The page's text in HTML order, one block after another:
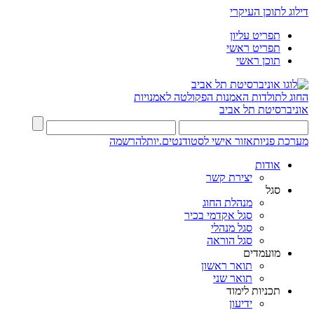
דילוג לתוכן העיקרי
תפריט עליון
תפריט ראשי
תוכן ראשי
החוג לתולדות האמנות הפקולטה לאמנויות
אוניברסיטת תל אביב
מערכת פניותאזור אישי לסטודנטים.יותלהרשמה
אודות
יצירת קשר
סגל
מנהלת החוג
סגל אקדמי בכיר
סגל מנהלי
סגל הוראה
מועמדים
תואר ראשון
תואר שני
תכניות לימוד
ידיעון